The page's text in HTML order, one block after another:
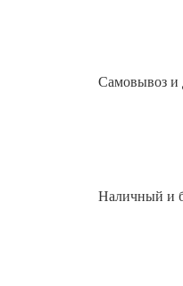
Самовывоз и
Наличный и